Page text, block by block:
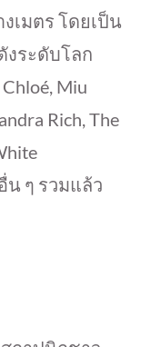
เมตร โดยเป็น
ระดับโลก
Miu
Rich, The
น ๆ รวมแล้ว